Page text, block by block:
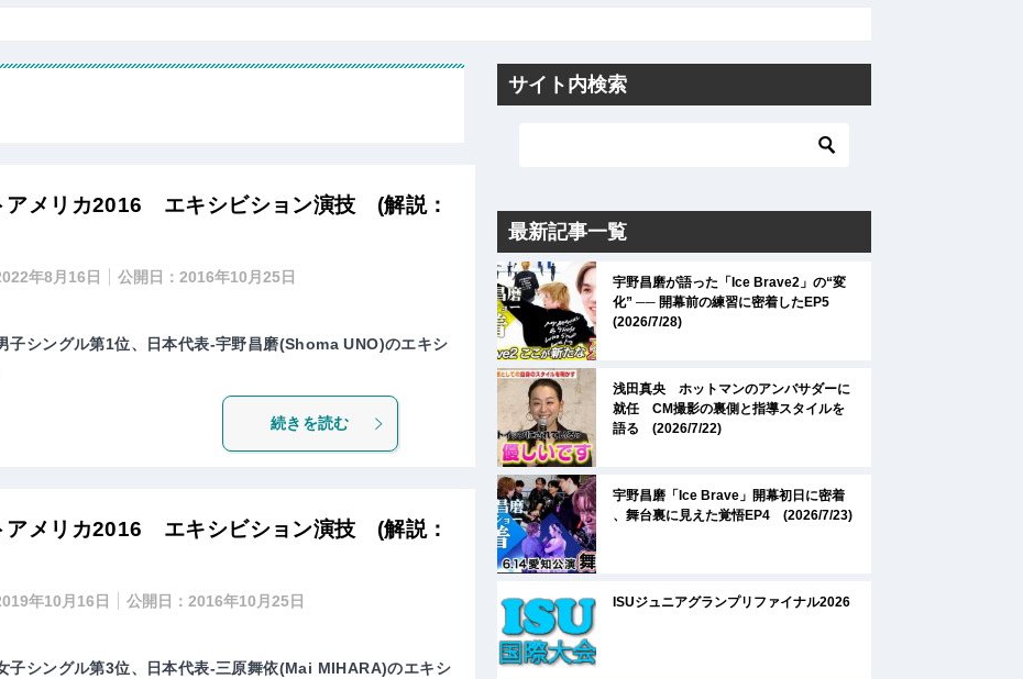
メリカ2016 エキシビション演技 (解説：
年8月16日 公開日：2016年10月25日
子シングル第1位、日本代表-宇野昌磨(Shoma UNO)のエキシ
続きを読む
メリカ2016 エキシビション演技 (解説：
年10月16日 公開日：2016年10月25日
子シングル第3位、日本代表-三原舞依(Mai MIHARA)のエキシ
サイト内検索
最新記事一覧
宇野昌磨が語った「Ice Brave2」の“変
化” ── 開幕前の練習に密着したEP5
(2026/7/28)
浅田真央 ホットマンのアンバサダーに
就任 CM撮影の裏側と指導スタイルを
語る (2026/7/22)
宇野昌磨「Ice Brave」開幕初日に密着
、舞台裏に見えた覚悟EP4 (2026/7/23)
ISUジュニアグランプリファイナル2026